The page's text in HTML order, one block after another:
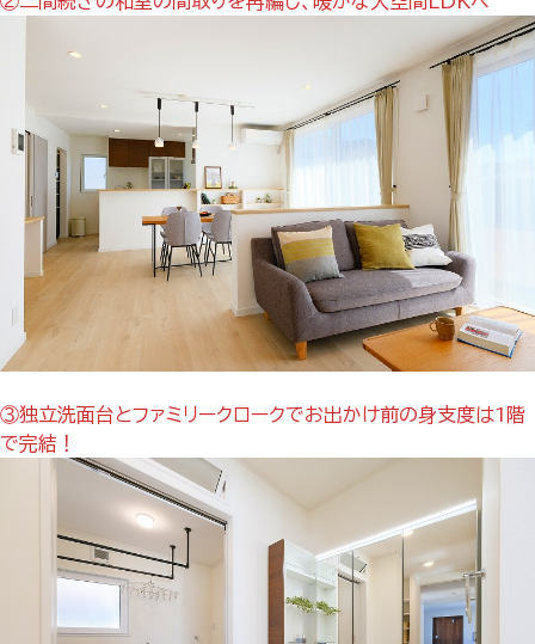
③独立洗面台とファミリークロークでお出かけ前の身支度は1階
で完結！